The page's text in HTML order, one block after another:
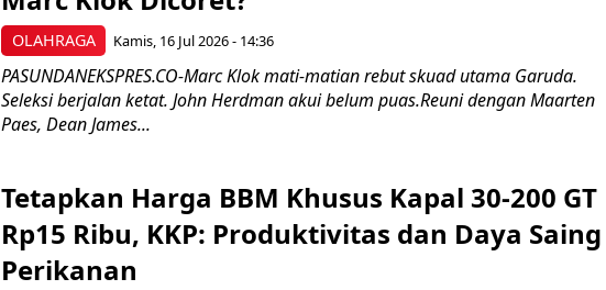
OLAHRAGA Kamis, 16 Jul 2026 - 14:36
PASUNDANEKSPRES.CO-Marc Klok mati-matian rebut skuad utama Garuda.
Seleksi berjalan ketat. John Herdman akui belum puas.Reuni dengan Maarten
Paes, Dean James...
Tetapkan Harga BBM Khusus Kapal 30-200 GT
Rp15 Ribu, KKP: Produktivitas dan Daya Saing
Perikanan